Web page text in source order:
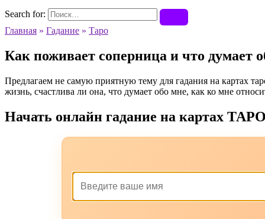
Search for:
Главная » Гадание » Таро
Как поживает соперница и что думает
Предлагаем не самую приятную тему для гадания на картах
жизнь, счастлива ли она, что думает обо мне, как ко мне
Начать онлайн гадание на картах